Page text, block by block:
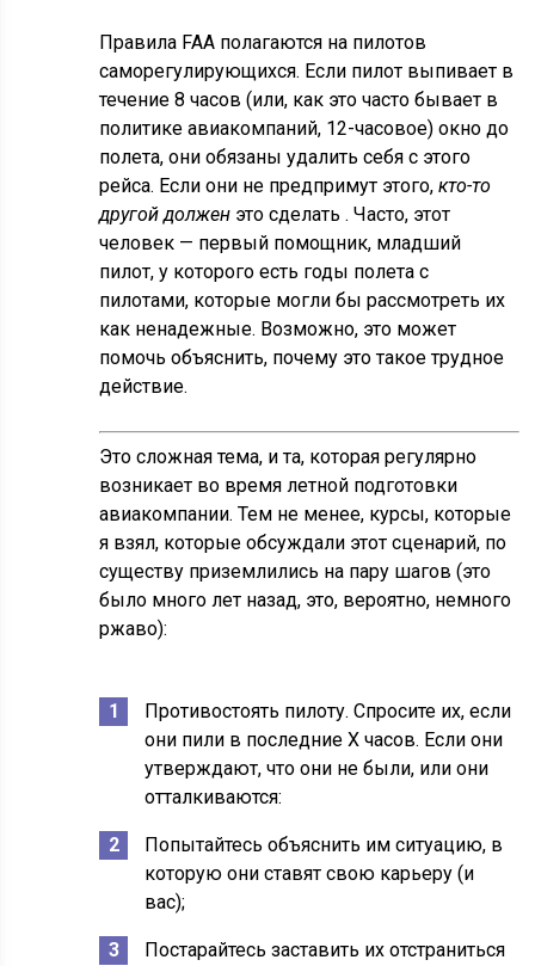
Правила FAA полагаются на пилотов
саморегулирующихся. Если пилот выпивает в
течение 8 часов (или, как это часто бывает в
политике авиакомпаний, 12-часовое) окно до
полета, они обязаны удалить себя с этого
рейса. Если они не предпримут этого,кто-то
другой должен это сделать . Часто, этот
человек — первый помощник, младший
пилот, у которого есть годы полета с
пилотами, которые могли бы рассмотреть их
как ненадежные. Возможно, это может
помочь объяснить, почему это такое трудное
действие.
Это сложная тема, и та, которая регулярно
возникает во время летной подготовки
авиакомпании. Тем не менее, курсы, которые
я взял, которые обсуждали этот сценарий, по
существу приземлились на пару шагов (это
было много лет назад, это, вероятно, немного
ржаво):
Противостоять пилоту. Спросите их, если
они пили в последние X часов. Если они
утверждают, что они не были, или они
отталкиваются:
Попытайтесь объяснить им ситуацию, в
которую они ставят свою карьеру (и
вас);
Постарайтесь заставить их отстраниться